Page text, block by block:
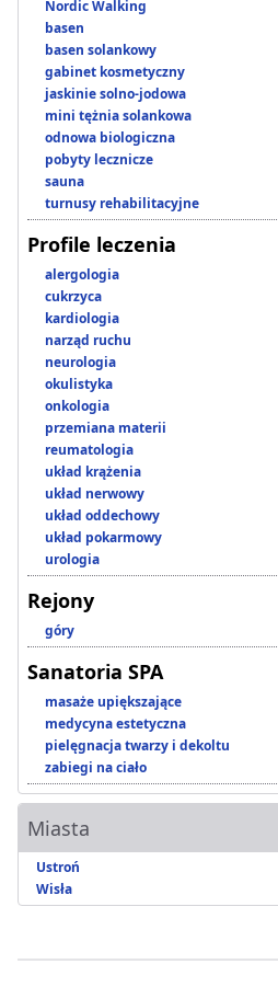
Nordic Walking
basen
basen solankowy
gabinet kosmetyczny
jaskinie solno-jodowa
mini tężnia solankowa
odnowa biologiczna
pobyty lecznicze
sauna
turnusy rehabilitacyjne
Profile leczenia
alergologia
cukrzyca
kardiologia
narząd ruchu
neurologia
okulistyka
onkologia
przemiana materii
reumatologia
układ krążenia
układ nerwowy
układ oddechowy
układ pokarmowy
urologia
Rejony
góry
Sanatoria SPA
masaże upiększające
medycyna estetyczna
pielęgnacja twarzy i dekoltu
zabiegi na ciało
Miasta
Ustroń
Wisła